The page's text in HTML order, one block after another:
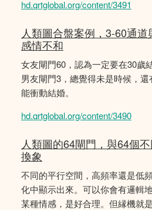
hd.qrtglobal.org/content/3491
人類圖合盤案例，3-60通
感情不和
女友閘門60，認為一定要在30歲
男友閘門3，總覺得未是時候，
能衝動結婚。
hd.qrtglobal.org/content/3490
人類圖的64閘門，與64個
換象
不同的平行空間，高頻率還是低
化中顯示出來。可以你會有邏輯
某種情感，是好合理。但縁機就